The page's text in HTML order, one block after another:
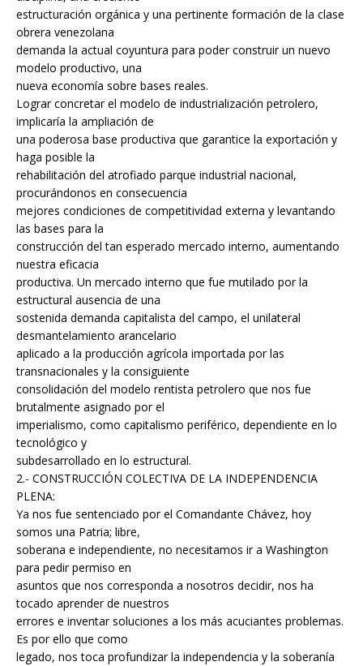
estructuración orgánica y una pertinente formación de la clase
obrera venezolana
demanda la actual coyuntura para poder construir un nuevo
modelo productivo, una
nueva economía sobre bases reales.
Lograr concretar el modelo de industrialización petrolero,
implicaría la ampliación de
una poderosa base productiva que garantice la exportación y
haga posible la
rehabilitación del atrofiado parque industrial nacional,
procurándonos en consecuencia
mejores condiciones de competitividad externa y levantando
las bases para la
construcción del tan esperado mercado interno, aumentando
nuestra eficacia
productiva. Un mercado interno que fue mutilado por la
estructural ausencia de una
sostenida demanda capitalista del campo, el unilateral
desmantelamiento arancelario
aplicado a la producción agrícola importada por las
transnacionales y la consiguiente
consolidación del modelo rentista petrolero que nos fue
brutalmente asignado por el
imperialismo, como capitalismo periférico, dependiente en lo
tecnológico y
subdesarrollado en lo estructural.
2.- CONSTRUCCIÓN COLECTIVA DE LA INDEPENDENCIA
PLENA:
Ya nos fue sentenciado por el Comandante Chávez, hoy
somos una Patria; libre,
soberana e independiente, no necesitamos ir a Washington
para pedir permiso en
asuntos que nos corresponda a nosotros decidir, nos ha
tocado aprender de nuestros
errores e inventar soluciones a los más acuciantes problemas.
Es por ello que como
legado, nos toca profundizar la independencia y la soberanía